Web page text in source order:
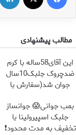
مطالب پیشنهادی
این آقای58ساله با کرم
ضدچروک جلبک10سال
جوان شد(سفارش با
بمب جوانی😱 جوانساز
جلبک اسپیرولینا با
تخفیف به مدت محدود❗